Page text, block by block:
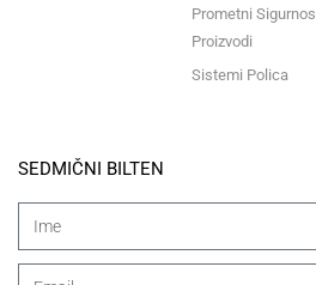
Prometni
Proizvodi
Sistemi Polica
SEDMIČNI BILTEN